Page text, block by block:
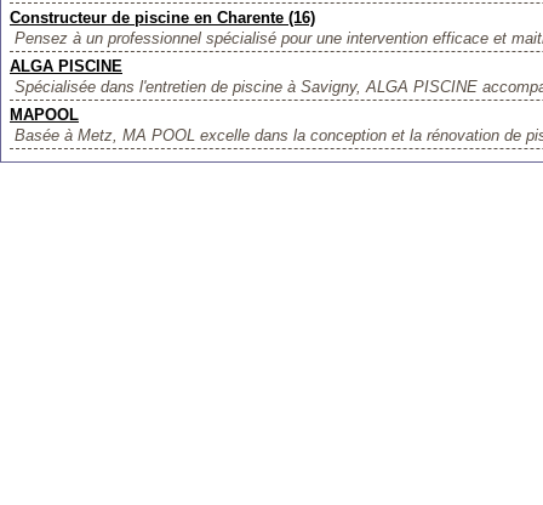
Constructeur de piscine en Charente (16)
Pensez à un professionnel spécialisé pour une intervention efficace et
ALGA PISCINE
Spécialisée dans l'entretien de piscine à Savigny, ALGA PISCINE
MAPOOL
Basée à Metz, MA POOL excelle dans la conception et la rénovation de